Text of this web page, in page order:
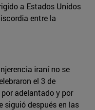
a Estados Unidos
entre la
iraní no se
el 3 de
adelantado y por
siguió después en las